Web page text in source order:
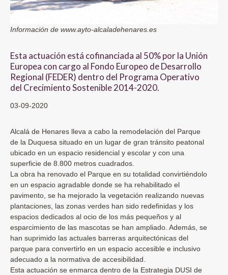
Información de www.ayto-alcaladehenares.es
Esta actuación está cofinanciada al 50% por la Unión
Europea con cargo al Fondo Europeo de Desarrollo
Regional (FEDER) dentro del Programa Operativo
del Crecimiento Sostenible 2014-2020.
03-09-2020
Alcalá de Henares lleva a cabo la remodelación del Parque
de la Duquesa situado en un lugar de gran tránsito peatonal
ubicado en un espacio residencial y escolar y con una
superficie de 8.800 metros cuadrados.
La obra ha renovado el Parque en su totalidad convirtiéndolo
en un espacio agradable donde se ha rehabilitado el
pavimento, se ha mejorado la vegetación realizando nuevas
plantaciones, las zonas verdes han sido redefinidas y los
espacios dedicados al ocio de los más pequeños y al
esparcimiento de las mascotas se han ampliado. Además, se
han suprimido las actuales barreras arquitectónicas del
parque para convertirlo en un espacio accesible e inclusivo
adecuado a la normativa de accesibilidad.
Esta actuación se enmarca dentro de la Estrategia DUSI de